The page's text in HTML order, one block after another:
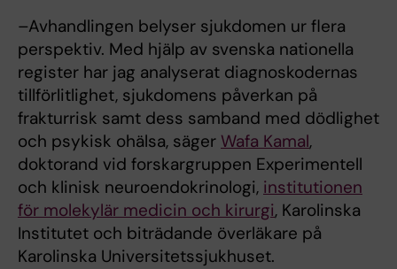
–Avhandlingen belyser sjukdomen ur flera
perspektiv. Med hjälp av svenska nationella
register har jag analyserat diagnoskodernas
tillförlitlighet, sjukdomens påverkan på
frakturrisk samt dess samband med dödlighet
och psykisk ohälsa, säger Wafa Kamal,
doktorand vid forskargruppen Experimentell
och klinisk neuroendokrinologi, institutionen
för molekylär medicin och kirurgi, Karolinska
Institutet och biträdande överläkare på
Karolinska Universitetssjukhuset.